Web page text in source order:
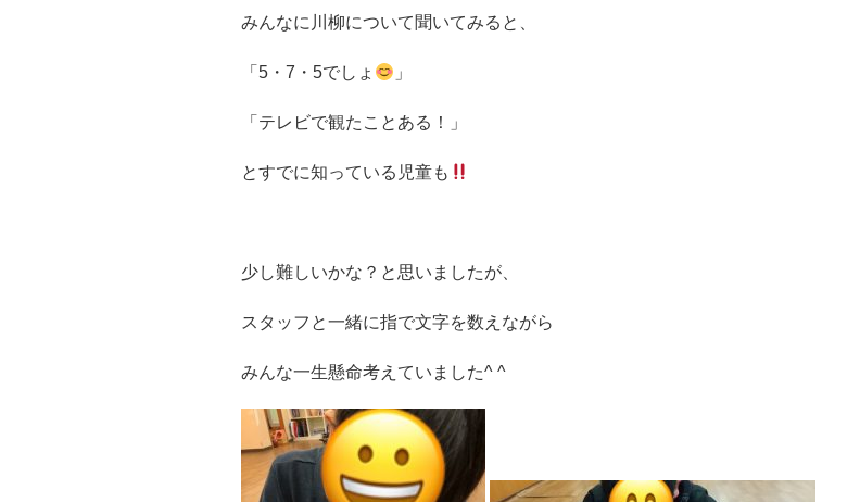
みんなに川柳について聞いてみると、
「5・7・5でしょ 」
「テレビで観たことある！」
とすでに知っている児童も
少し難しいかな？と思いましたが、
スタッフと一緒に指で文字を数えながら
みんな一生懸命考えていました^ ^